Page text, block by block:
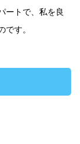
ートで、私を良
す。